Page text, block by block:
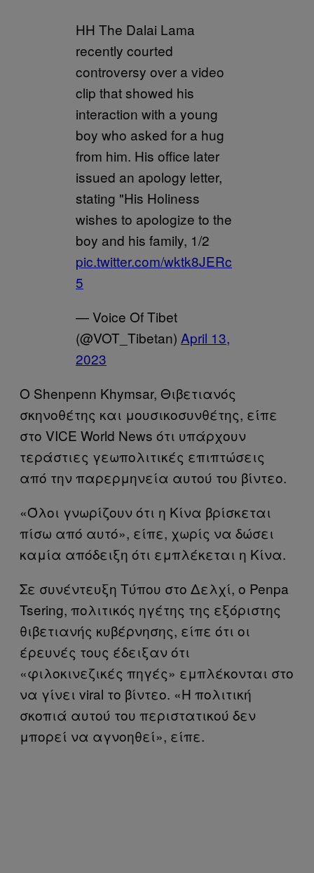
HH The Dalai Lama
recently courted
controversy over a video
clip that showed his
interaction with a young
boy who asked for a hug
from him. His office later
issued an apology letter,
stating "His Holiness
wishes to apologize to the
boy and his family, 1/2
pic.twitter.com/wktk8JERc
5
— Voice Of Tibet
(@VOT_Tibetan) April 13,
2023
Ο Shenpenn Khymsar, Θιβετιανός
σκηνοθέτης και μουσικοσυνθέτης, είπε
στο VICE World News ότι υπάρχουν
τεράστιες γεωπολιτικές επιπτώσεις
από την παρερμηνεία αυτού του βίντεο.
«Όλοι γνωρίζουν ότι η Κίνα βρίσκεται
πίσω από αυτό», είπε, χωρίς να δώσει
καμία απόδειξη ότι εμπλέκεται η Κίνα.
Σε συνέντευξη Τύπου στο Δελχί, ο Penpa
Tsering, πολιτικός ηγέτης της εξόριστης
θιβετιανής κυβέρνησης, είπε ότι οι
έρευνές τους έδειξαν ότι
«φιλοκινεζικές πηγές» εμπλέκονται στο
να γίνει viral το βίντεο. «Η πολιτική
σκοπιά αυτού του περιστατικού δεν
μπορεί να αγνοηθεί», είπε.